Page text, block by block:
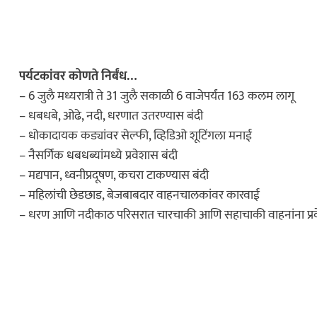
वर्षांच्या
शौचालयात
धडाकेबाज
फटाकेबाजी
खाकीचा
पर्यटकांवर कोणते निर्बंध…
– 6 जुलै मध्यरात्री ते 31 जुलै सकाळी 6 वाजेपर्यंत 163 कलम लागू
– धबधबे, ओढे, नदी, धरणात उतरण्यास बंदी
– धोकादायक कड्यांवर सेल्फी, व्हिडिओ शूटिंगला मनाई
– नैसर्गिक धबधब्यांमध्ये प्रवेशास बंदी
– मद्यपान, ध्वनीप्रदूषण, कचरा टाकण्यास बंदी
– महिलांची छेडछाड, बेजबाबदार वाहनचालकांवर कारवाई
– धरण आणि नदीकाठ परिसरात चारचाकी आणि सहाचाकी वाहनांना